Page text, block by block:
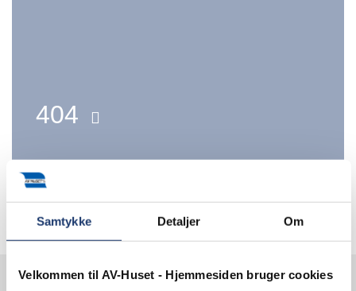
Samtykke Detaljer Om
Velkommen til AV-Huset - Hjemmesiden bruger cookies
404